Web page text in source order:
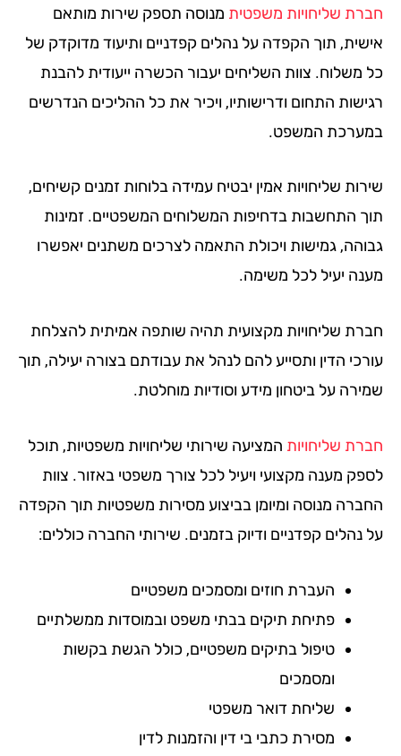
שליחויות משפטיתמנוסה תספק שירות מותאם
תוך הקפדה על נהלים קפדניים ותיעוד מדוקדק של
משלוח. צוות השליחים יעבור הכשרה ייעודית להבנת
התחום ודרישותיו, ויכיר את כל ההליכים הנדרשים
המשפט.
שליחויות אמין יבטיח עמידה בלוחות זמנים קשיחים,
התחשבות בדחיפות המשלוחים המשפטיים. זמינות
גמישות ויכולת התאמה לצרכים משתנים יאפשרו
יעיל לכל משימה.
שליחויות מקצועית תהיה שותפה אמיתית להצלחת
הדין ותסייע להם לנהל את עבודתם בצורה יעילה, תוך
על ביטחון מידע וסודיות מוחלטת.
שליחויותהמציעה שירותי שליחויות משפטיות, תוכל
מענה מקצועי ויעיל לכל צורך משפטי באזור. צוות
מנוסה ומיומן בביצוע מסירות משפטיות תוך הקפדה
נהלים קפדניים ודיוק בזמנים. שירותי החברה כוללים:
העברת חוזים ומסמכים משפטיים
פתיחת תיקים בבתי משפט ובמוסדות ממשלתיים
טיפול בתיקים משפטיים, כולל הגשת בקשות
ומסמכים
שליחת דואר משפטי
מסירת כתבי בי דין והזמנות לדין